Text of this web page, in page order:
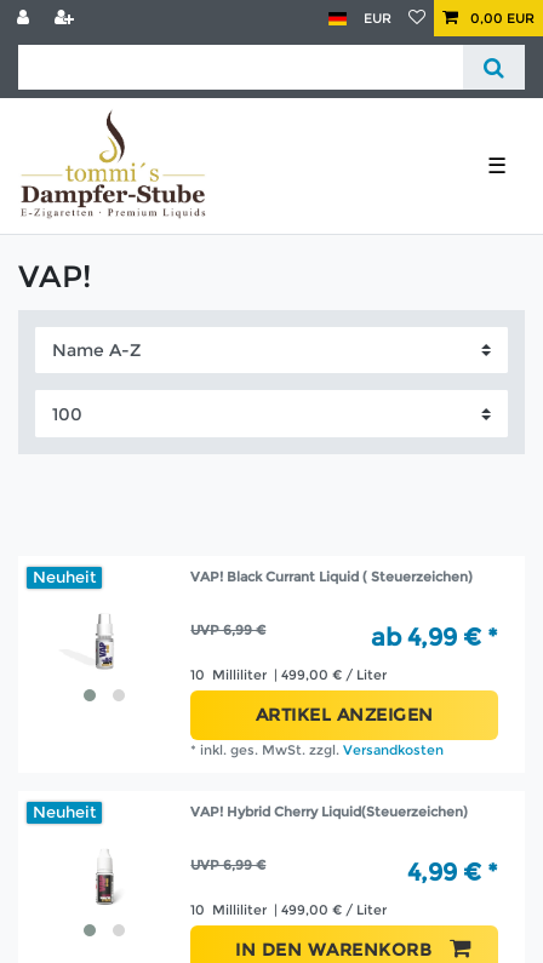
EUR 0,00 EUR
☰
VAP!
Neuheit VAP! Black Currant Liquid ( Steuerzeichen)
UVP 6,99 € ab 4,99 € *
10 Milliliter | 499,00 € / Liter
ARTIKEL ANZEIGEN
* inkl. ges. MwSt. zzgl.Versandkosten
Neuheit VAP! Hybrid Cherry Liquid(Steuerzeichen)
UVP 6,99 € 4,99 € *
10 Milliliter | 499,00 € / Liter
IN DEN WARENKORB